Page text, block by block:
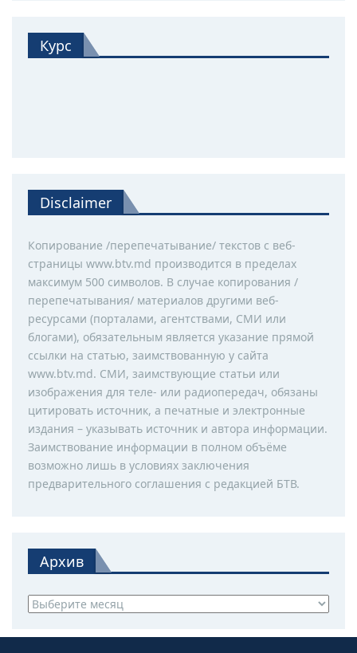
Курс
Disclaimer
Копирование /перепечатывание/ текстов с веб-
страницы www.btv.md производится в пределах
максимум 500 символов. В случае копирования /
перепечатывания/ материалов другими веб-
ресурсами (порталами, агентствами, СМИ или
блогами), обязательным является указание прямой
ссылки на статью, заимствованную у сайта
www.btv.md. СМИ, заимствующие статьи или
изображения для теле- или радиопередач, обязаны
цитировать источник, а печатные и электронные
издания – указывать источник и автора информации.
Заимствование информации в полном объёме
возможно лишь в условиях заключения
предварительного соглашения с редакцией БТВ.
Архив
Архив